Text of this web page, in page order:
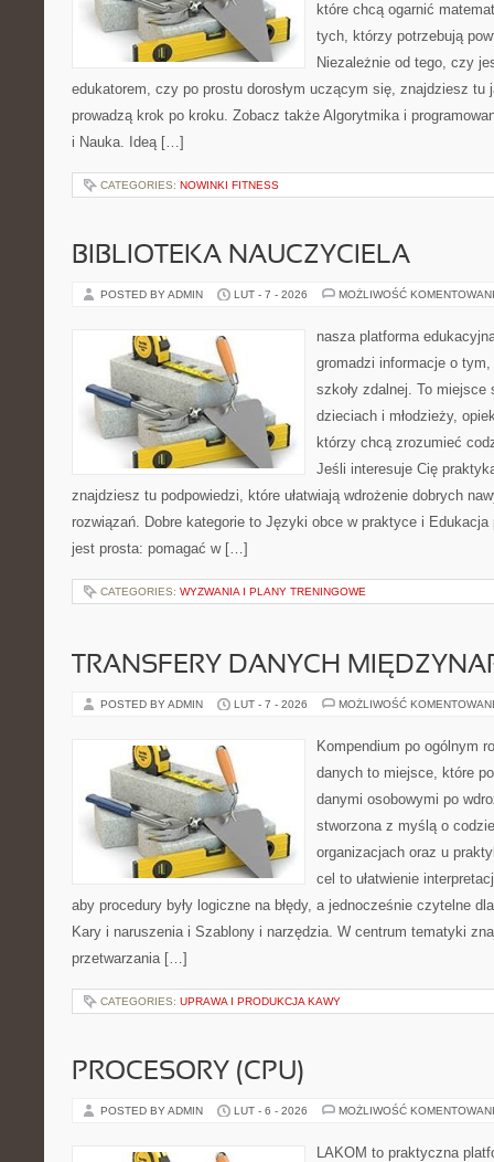
które chcą ogarnić
tych, którzy potrzebują
Niezależnie od tego, czy
edukatorem, czy po prostu dorosłym uczącym się, znajdziesz tu
prowadzą krok po kroku. Zobacz także Algorytmika i
i Nauka. Ideą […]
CATEGORIES: NOWINKI FITNESS
BIBLIOTEKA NAUCZYCIELA
POSTED BY ADMIN LUT - 7 - 2026 MOŻLIWOŚĆ
nasza platforma
gromadzi informacje o
szkoły zdalnej. To
dzieciach i młodzieży,
którzy chcą zrozumieć
Jeśli interesuje Cię
znajdziesz tu podpowiedzi, które ułatwiają wdrożenie dobrych
rozwiązań. Dobre kategorie to Języki obce w praktyce i Edukacja
jest prosta: pomagać w […]
CATEGORIES: WYZWANIA I PLANY TRENINGOWE
TRANSFERY DANYCH
POSTED BY ADMIN LUT - 7 - 2026 MOŻLIWOŚĆ
Kompendium po ogólnym
danych to miejsce, które
danymi osobowymi po
stworzona z myślą o
organizacjach oraz u
cel to ułatwienie
aby procedury były logiczne na błędy, a jednocześnie czytelne
Kary i naruszenia i Szablony i narzędzia. W centrum tematyki
przetwarzania […]
CATEGORIES: UPRAWA I PRODUKCJA KAWY
PROCESORY (CPU)
POSTED BY ADMIN LUT - 6 - 2026 MOŻLIWOŚĆ
LAKOM to praktyczna